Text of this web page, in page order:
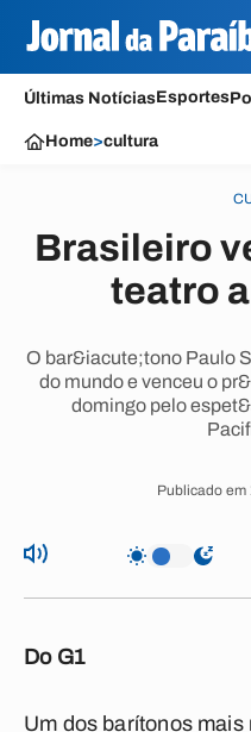
Últimas NotíciasEsportes
Home>cultura
Brasileiro
teatro
O bar&iacute;tono Paulo
do mundo e venceu o
domingo pelo
Publicado
Do G1
Um dos barítonos